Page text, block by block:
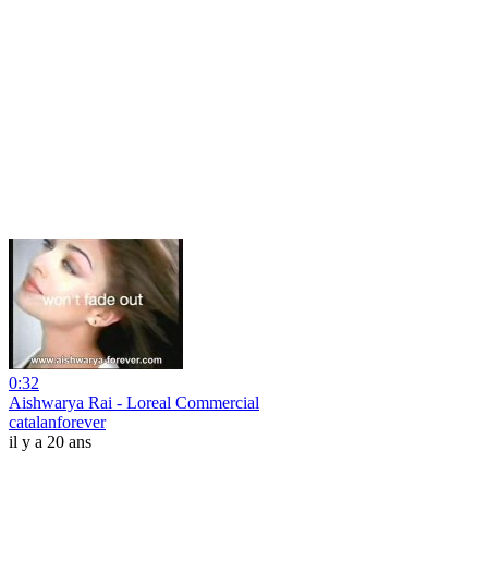
0:32
Aishwarya Rai - Loreal Commercial
catalanforever
il y a 20 ans